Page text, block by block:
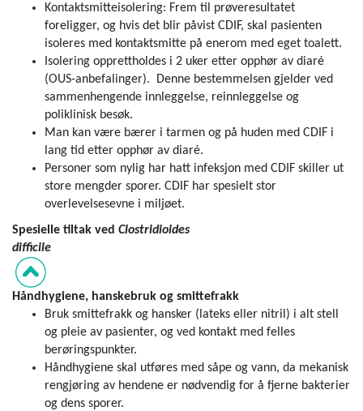
Kontaktsmitteisolering: Frem til prøveresultatet
foreligger, og hvis det blir påvist CDIF, skal pasienten
isoleres med kontaktsmitte på enerom med eget toalett.
Isolering opprettholdes i 2 uker etter opphør av diaré
(OUS-anbefalinger). Denne bestemmelsen gjelder ved
sammenhengende innleggelse, reinnleggelse og
poliklinisk besøk.
Man kan være bærer i tarmen og på huden med CDIF i
lang tid etter opphør av diaré.
Personer som nylig har hatt infeksjon med CDIF skiller ut
store mengder sporer. CDIF har spesielt stor
overlevelsesevne i miljøet.
Spesielle tiltak ved Clostridioides
difficile
Håndhygiene, hanskebruk og smittefrakk
Bruk smittefrakk og hansker (lateks eller nitril) i alt stell
og pleie av pasienter, og ved kontakt med felles
berøringspunkter.
Håndhygiene skal utføres med såpe og vann, da mekanisk
rengjøring av hendene er nødvendig for å fjerne bakterier
og dens sporer.